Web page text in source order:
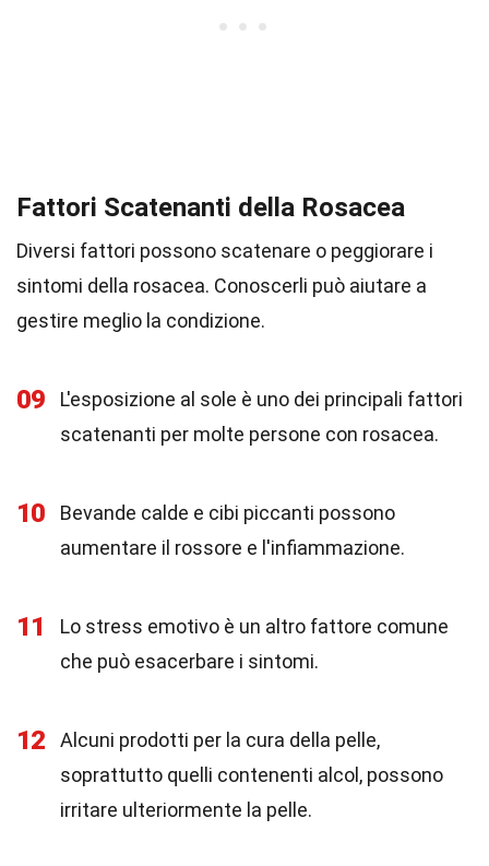
Fattori Scatenanti della Rosacea
Diversi fattori possono scatenare o peggiorare i
sintomi della rosacea. Conoscerli può aiutare a
gestire meglio la condizione.
09
L'esposizione al sole è uno dei principali fattori
scatenanti per molte persone con rosacea.
10
Bevande calde e cibi piccanti possono
aumentare il rossore e l'infiammazione.
11
Lo stress emotivo è un altro fattore comune
che può esacerbare i sintomi.
12
Alcuni prodotti per la cura della pelle,
soprattutto quelli contenenti alcol, possono
irritare ulteriormente la pelle.